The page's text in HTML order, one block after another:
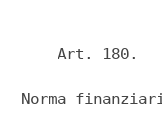
Art. 180.
Norma